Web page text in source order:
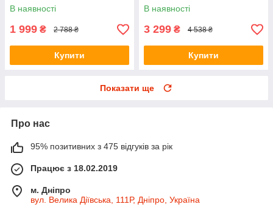
В наявності
1 999 ₴ 2 788 ₴
Купити
В наявності
3 299 ₴ 4 538 ₴
Купити
Показати ще
Про нас
95% позитивних з 475 відгуків за рік
Працює з 18.02.2019
м. Дніпро
вул. Велика Діївська, 111Р, Дніпро, Україна